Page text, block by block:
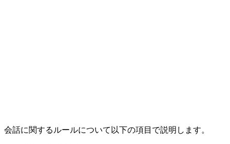
会話に関するルールについて以下の項目で説明します。